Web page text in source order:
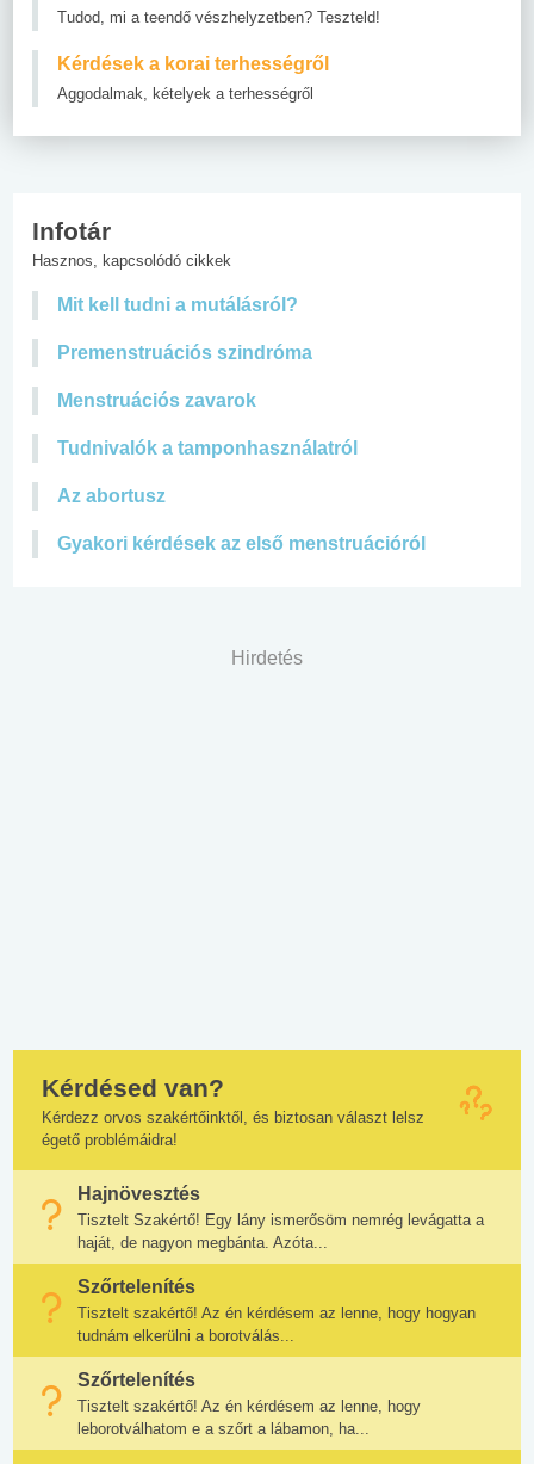
Tudod, mi a teendő vészhelyzetben? Teszteld!
Kérdések a korai terhességről
Aggodalmak, kételyek a terhességről
Infotár
Hasznos, kapcsolódó cikkek
Mit kell tudni a mutálásról?
Premenstruációs szindróma
Menstruációs zavarok
Tudnivalók a tamponhasználatról
Az abortusz
Gyakori kérdések az első menstruációról
Hirdetés
Kérdésed van?
Kérdezz orvos szakértőinktől, és biztosan választ lelsz
égető problémáidra!
Hajnövesztés
Tisztelt Szakértő! Egy lány ismerősöm nemrég levágatta a
haját, de nagyon megbánta. Azóta...
Szőrtelenítés
Tisztelt szakértő! Az én kérdésem az lenne, hogy hogyan
tudnám elkerülni a borotválás...
Szőrtelenítés
Tisztelt szakértő! Az én kérdésem az lenne, hogy
leborotválhatom e a szőrt a lábamon, ha...